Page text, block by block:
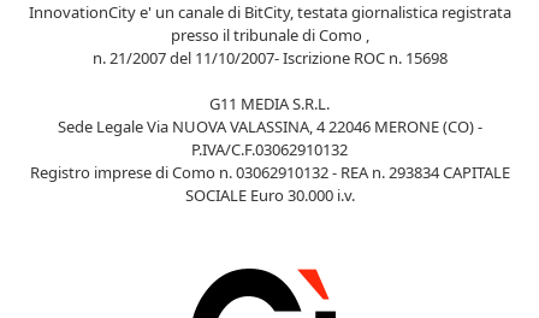
InnovationCity e' un canale di BitCity, testata giornalistica registrata
presso il tribunale di Como ,
n. 21/2007 del 11/10/2007- Iscrizione ROC n. 15698
G11 MEDIA S.R.L.
Sede Legale Via NUOVA VALASSINA, 4 22046 MERONE (CO) -
P.IVA/C.F.03062910132
Registro imprese di Como n. 03062910132 - REA n. 293834 CAPITALE
SOCIALE Euro 30.000 i.v.